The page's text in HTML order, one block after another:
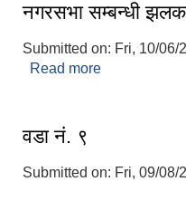
नगरसभा सम्बन्धी
Submitted on: Fri, 10/06/
Read more
वडा नं. ९
Submitted on: Fri, 09/08/